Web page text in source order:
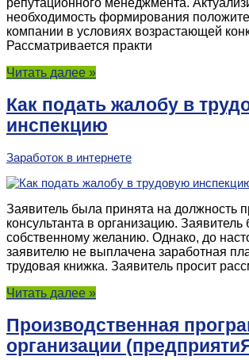
необходимость формирования
компании в условиях возрастающей
Рассматривается практи
Читать далее »
Как подать жалобу в
инспекцию
Заработок в интернете
Заявитель была принята на должность
консультанта в организацию.
собственному желанию. Однако, до
заявителю не выплачена заработная
трудовая книжка. Заявитель просит
Читать далее »
Производственная
организации